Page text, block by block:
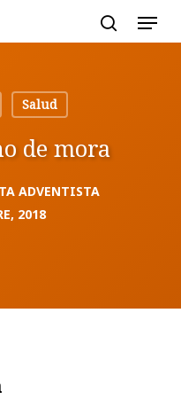
Salud
de mora
ADVENTISTA
2018